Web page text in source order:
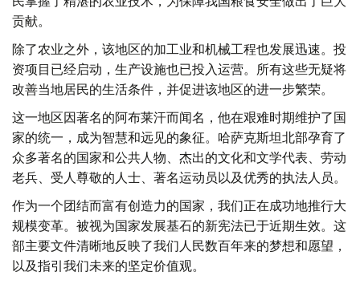
贡献。
除了农业之外，该地区的加工业和机械工程也发展迅速。投
资项目已经启动，生产设施也已投入运营。所有这些无疑将
改善当地居民的生活条件，并促进该地区的进一步繁荣。
这一地区因著名的阿布莱汗而闻名，他在艰难时期维护了国
家的统一，成为智慧和远见的象征。哈萨克斯坦北部孕育了
众多著名的国家和公共人物、杰出的文化和文学代表、劳动
老兵、受人尊敬的人士、著名运动员以及优秀的执法人员。
作为一个团结而富有创造力的国家，我们正在成功地推行大
规模变革。被视为国家发展基石的新宪法已于近期生效。这
部主要文件清晰地反映了我们人民数百年来的梦想和愿望，
以及指引我们未来的坚定价值观。